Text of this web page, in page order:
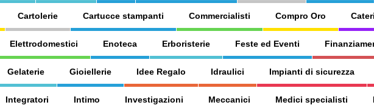
Cartolerie Cartucce stampanti Commercialisti Compro Oro
Elettrodomestici Enoteca Erboristerie Feste ed Eventi
Gelaterie Gioiellerie Idee Regalo Idraulici Impianti di sicurezza
Integratori Intimo Investigazioni Meccanici Medici specialisti